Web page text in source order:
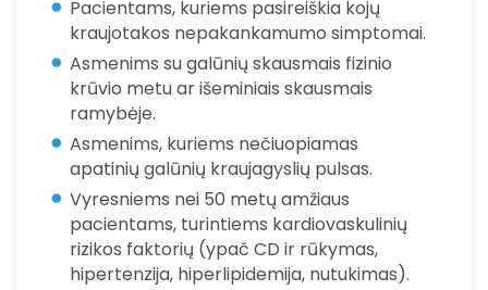
Pacientams, kuriems pasireiškia kojų
kraujotakos nepakankamumo simptomai.
Asmenims su galūnių skausmais fizinio
krūvio metu ar išeminiais skausmais
ramybėje.
Asmenims, kuriems nečiuopiamas
apatinių galūnių kraujagyslių pulsas.
Vyresniems nei 50 metų amžiaus
pacientams, turintiems kardiovaskulinių
rizikos faktorių (ypač CD ir rūkymas,
hipertenzija, hiperlipidemija, nutukimas).